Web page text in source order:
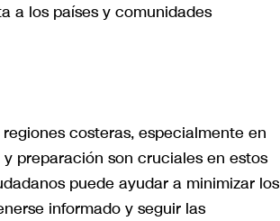
a los países y comunidades
costeras, especialmente en
preparación son cruciales en estos
puede ayudar a minimizar los
informado y seguir las